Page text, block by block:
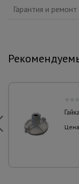
Гарантия и ремонт